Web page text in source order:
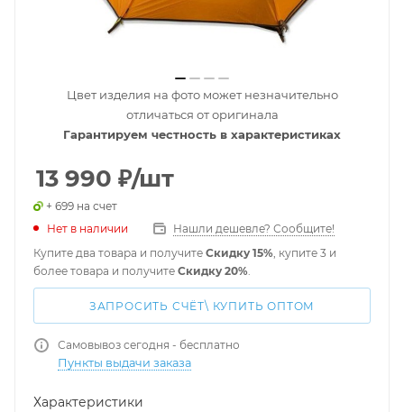
Цвет изделия на фото может незначительно
отличаться от оригинала
Гарантируем честность в характеристиках
13 990 ₽/шт
+ 699 на счет
Нет в наличии
Нашли дешевле? Сообщите!
Купите два товара и получите Скидку 15%, купите 3 и
более товара и получите Скидку 20%.
ЗАПРОСИТЬ СЧЁТ\ КУПИТЬ ОПТОМ
Самовывоз сегодня - бесплатно
Пункты выдачи заказа
Характеристики